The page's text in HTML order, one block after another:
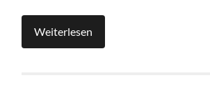
Weiterlesen